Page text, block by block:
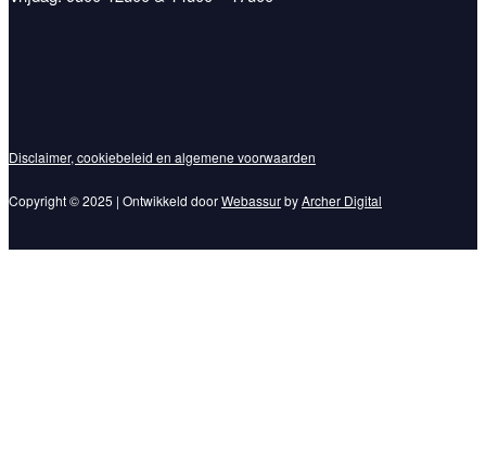
Disclaimer, cookiebeleid en algemene voorwaarden
Copyright © 2025 | Ontwikkeld doorWebassurbyArcher Digital